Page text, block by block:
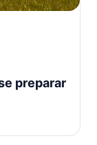
preparar